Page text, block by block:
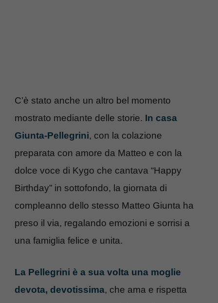
C’è stato anche un altro bel momento
mostrato mediante delle storie. In casa
Giunta-Pellegrini, con la colazione
preparata con amore da Matteo e con la
dolce voce di Kygo che cantava “Happy
Birthday” in sottofondo, la giornata di
compleanno dello stesso Matteo Giunta ha
preso il via, regalando emozioni e sorrisi a
una famiglia felice e unita.
La Pellegrini è a sua volta una moglie
devota, devotissima, che ama e rispetta